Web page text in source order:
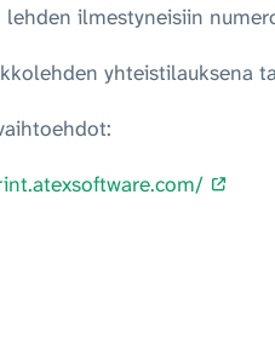
ilmestyneisiin
yhteistilauksena